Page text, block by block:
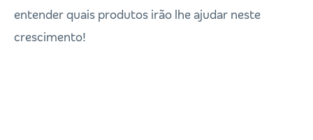
entender quais produtos irão lhe ajudar neste
crescimento!